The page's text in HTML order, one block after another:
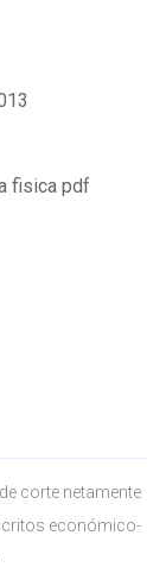
fisica pdf
corte netamente
económico-